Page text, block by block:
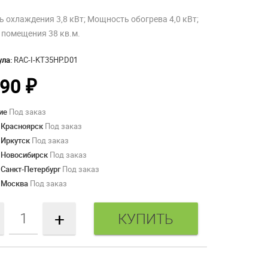
охлаждения 3,8 кВт; Мощность обогрева 4,0 кВт;
38 кв.м.
RAC-I-KT35HP.D01
₽
Под заказ
Под заказ
Под заказ
Под заказ
ПетербургПод заказ
Под заказ
+